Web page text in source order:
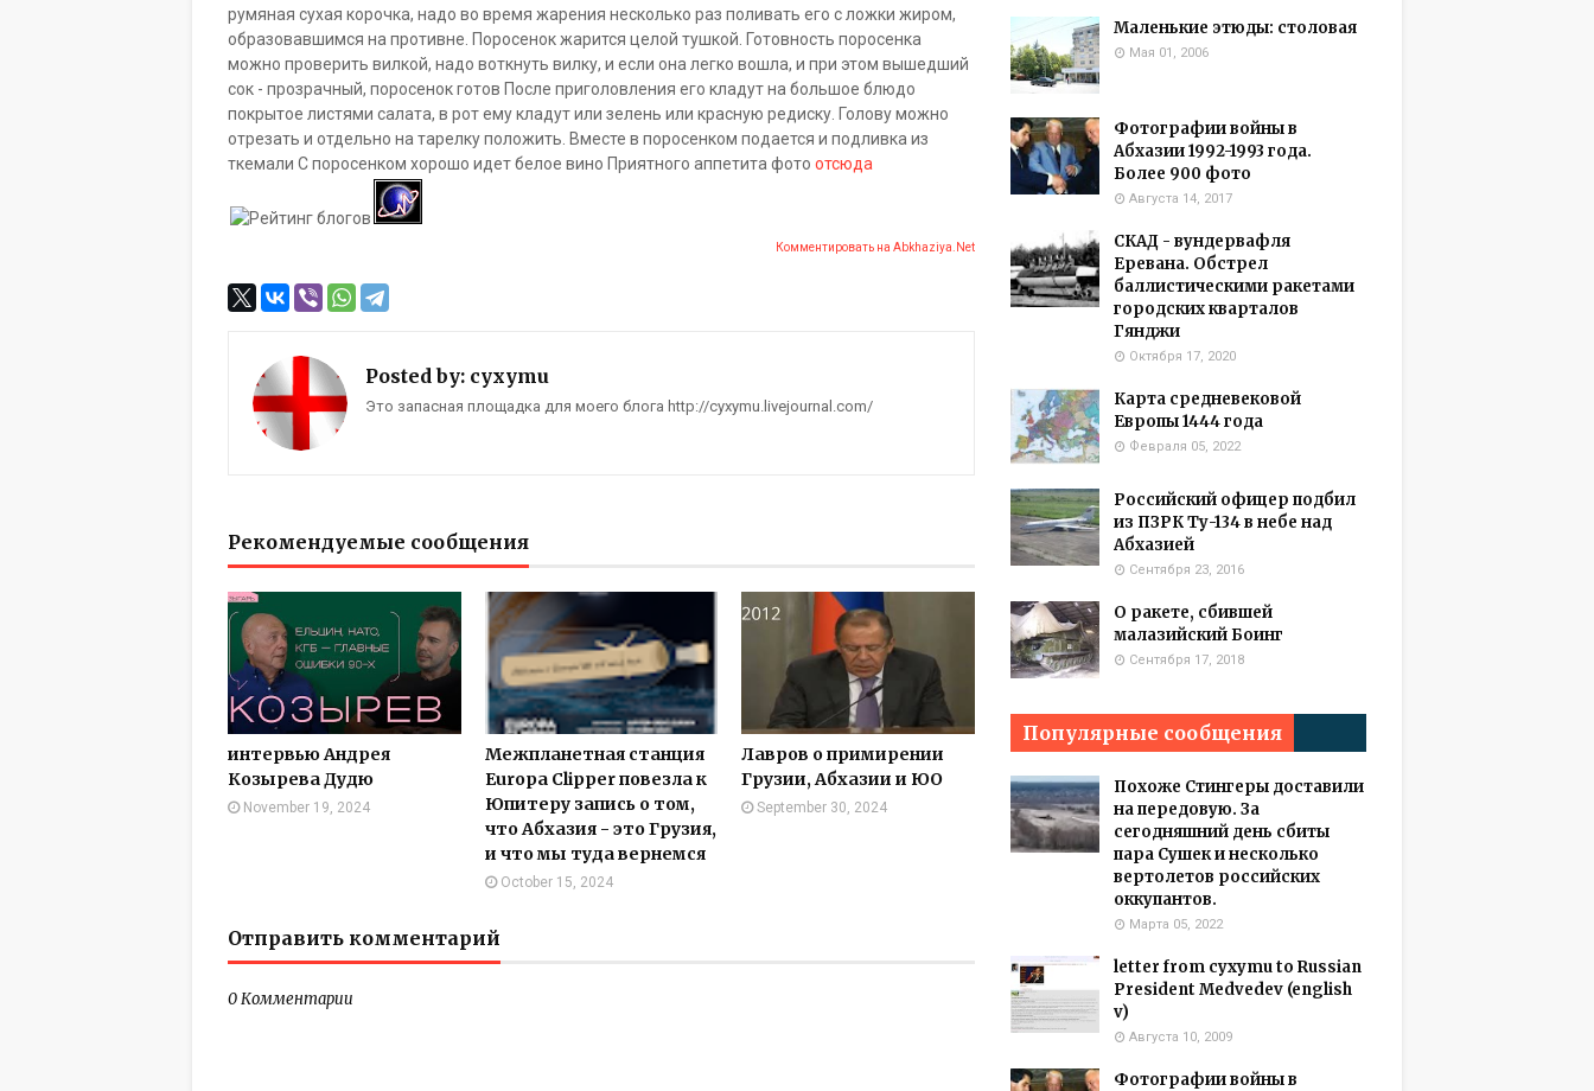
румяная сухая корочка, надо во время жарения несколько раз поливать его с ложки жиром,
образовавшимся на противне. Поросенок жарится целой тушкой. Готовность поросенка
можно проверить вилкой, надо воткнуть вилку, и если она легко вошла, и при этом вышедший
сок - прозрачный, поросенок готов После приголовления его кладут на большое блюдо
покрытое листями салата, в рот ему кладут или зелень или красную редиску. Голову можно
отрезать и отдельно на тарелку положить. Вместе в поросенком подается и подливка из
ткемали С поросенком хорошо идет белое вино Приятного аппетита фото отсюда
Комментировать на Abkhaziya.Net
Posted by: cyxymu
Это запасная площадка для моего блога http://cyxymu.livejournal.com/
Рекомендуемые сообщения
интервью Андрея
Козырева Дудю
November 19, 2024
Межпланетная станция
Europa Clipper повезла к
Юпитеру запись о том,
что Абхазия - это Грузия,
и что мы туда вернемся
October 15, 2024
Лавров о примирении
Грузии, Абхазии и ЮО
September 30, 2024
Отправить комментарий
0 Комментарии
Маленькие этюды: столовая
Мая 01, 2006
Фотографии войны в
Абхазии 1992-1993 года.
Более 900 фото
Августа 14, 2017
СКАД - вундервафля
Еревана. Обстрел
баллистическими ракетами
городских кварталов
Гянджи
Октября 17, 2020
Карта средневековой
Европы 1444 года
Февраля 05, 2022
Российский офицер подбил
из ПЗРК Ту-134 в небе над
Абхазией
Сентября 23, 2016
О ракете, сбившей
малазийский Боинг
Сентября 17, 2018
Популярные сообщения
Похоже Стингеры доставили
на передовую. За
сегодняшний день сбиты
пара Сушек и несколько
вертолетов российских
оккупантов.
Марта 05, 2022
letter from cyxymu to Russian
President Medvedev (english
v)
Августа 10, 2009
Фотографии войны в